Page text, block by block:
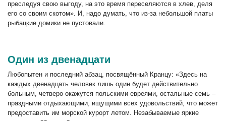
преследуя свою выгоду, на это время переселяются в хлев, деля
его со своим скотом». И, надо думать, что из-за небольшой платы
рыбацкие домики не пустовали.
Один из двенадцати
Любопытен и последний абзац, посвящённый Кранцу: «Здесь на
каждых двенадцать человек лишь один будет действительно
больным, четверо окажутся польскими евреями, остальные семь –
праздными отдыхающими, ищущими всех удовольствий, что может
предоставить им морской курорт летом. Незабываемые яркие